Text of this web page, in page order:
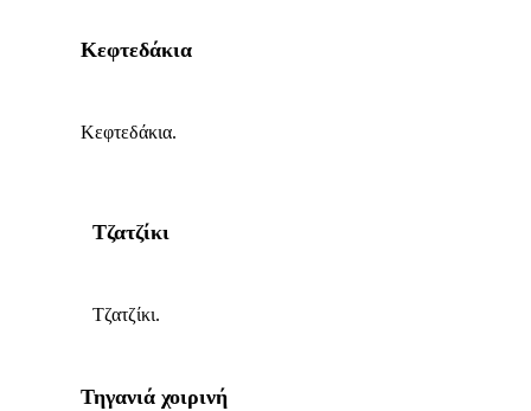
Κεφτεδάκια
Κεφτεδάκια.
Τζατζίκι
Τζατζίκι.
Τηγανιά χοιρινή